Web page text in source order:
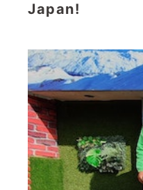
Japan!